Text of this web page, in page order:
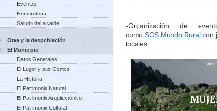
Eventos
Hemeroteca
Saludo del alcalde
Orea y la despoblación
El Municipio
Datos Generales
El Lugar y sus Gentes
La Historia
El Patrimonio Natural
El Patrimonio Arquitectónico
El Patrimonio Cultural
-Organización de
como SOS Mundo Rural con
locales.